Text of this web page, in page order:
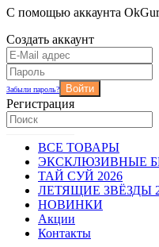
С помощью аккаунта
Создать аккаунт
Забыли пароль? Войти
Регистрация
ВСЕ ТОВАРЫ
ЭКСКЛЮЗИВНЫЕ
ТАЙ СУЙ 2026
ЛЕТЯЩИЕ ЗВЁЗДЫ
НОВИНКИ
Акции
Контакты